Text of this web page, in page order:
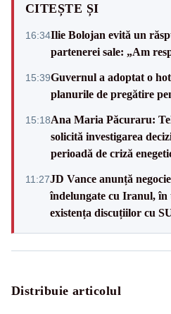
CITEȘTE ȘI
16:34Ilie Bolojan evită un
partenerei sale: „Am
15:39Guvernul a adoptat o
planurile de pregătire
15:18Ana Maria Păcuraru:
solicită investigarea
perioadă de criză
11:27JD Vance anunță
îndelungate cu Iranul, în
existența discuțiilor cu
Distribuie articolul